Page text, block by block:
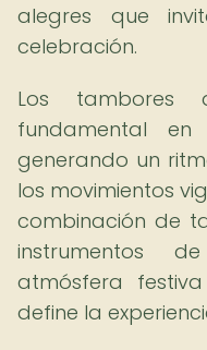
alegres que
celebración.
Los tambores
fundamental
generando un
los movimientos
combinación de
instrumentos
atmósfera
define la